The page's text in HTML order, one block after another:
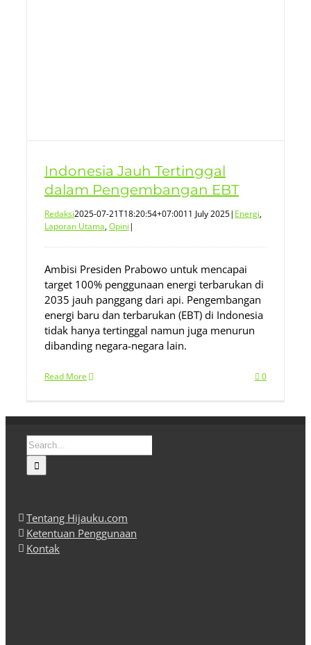
Indonesia Jauh Tertinggal
dalam Pengembangan EBT
Redaksi2025-07-21T18:20:54+07:0011 July 2025| Energi,
Laporan Utama,Opini|
Ambisi Presiden Prabowo untuk mencapai
target 100% penggunaan energi terbarukan di
2035 jauh panggang dari api. Pengembangan
energi baru dan terbarukan (EBT) di Indonesia
tidak hanya tertinggal namun juga menurun
dibanding negara-negara lain.
Read More 0
Search
for:
Tentang Hijauku.com
Ketentuan Penggunaan
Kontak